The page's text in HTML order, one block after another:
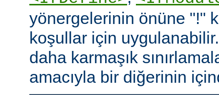
yönergelerinin önüne "!"
koşullar için
daha karmaşık
amacıyla bir diğerinin